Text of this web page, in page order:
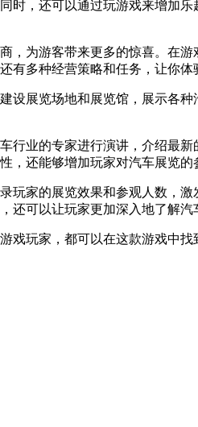
时，还可以通过玩游戏来增加
为游客带来更多的惊喜。在游
多种经营策略和任务，让你体
设展览场地和展览馆，展示各
行业的专家进行演讲，介绍最
还能够增加玩家对汽车展览的
玩家的展览效果和参观人数，
可以让玩家更加深入地了解汽
戏玩家，都可以在这款游戏中